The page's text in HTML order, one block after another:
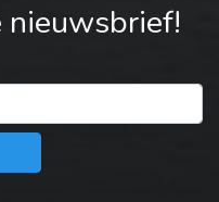
nieuwsbrief!